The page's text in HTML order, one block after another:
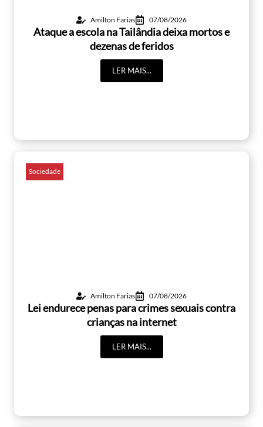
Amilton Farias 07/08/2026
Ataque a escola na Tailândia deixa mortos e
dezenas de feridos
LER MAIS...
Sociedade
Amilton Farias 07/08/2026
Lei endurece penas para crimes sexuais contra
crianças na internet
LER MAIS...